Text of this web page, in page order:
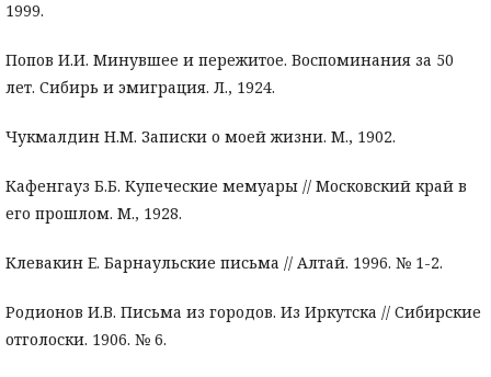
1999.
Попов И.И. Минувшее и пережитое. Воспоминания за 50
лет. Сибирь и эмиграция. Л., 1924.
Чукмалдин Н.М. Записки о моей жизни. М., 1902.
Кафенгауз Б.Б. Купеческие мемуары // Московский край в
его прошлом. М., 1928.
Клевакин Е. Барнаульские письма // Алтай. 1996. № 1-2.
Родионов И.В. Письма из городов. Из Иркутска // Сибирские
отголоски. 1906. № 6.